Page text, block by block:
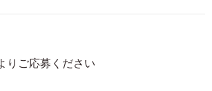
りご応募ください